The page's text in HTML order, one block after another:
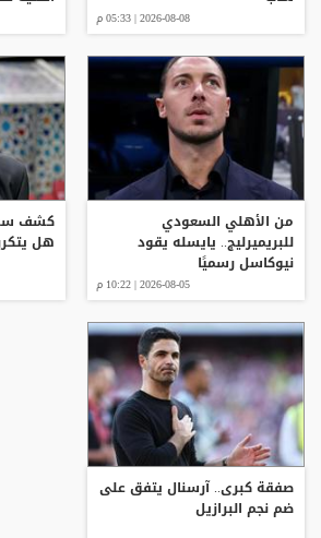
2026-08-08 | 05:33 م
من الأهلي السعودي
للبريميرليج.. يايسله يقود
نيوكاسل رسميًا
2026-08-05 | 10:22 م
كشف سر
هل
صفقة كبرى.. آرسنال يتفق على
ضم نجم البرازيل